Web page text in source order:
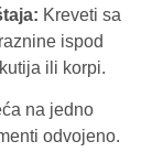
Kreveti sa
ispod
ili korpi.
na jedno
odvojeno.